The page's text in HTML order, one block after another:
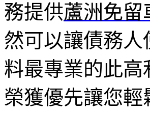
務提供蘆洲免留
然可以讓債務人
料最專業的此
榮獲優先讓您